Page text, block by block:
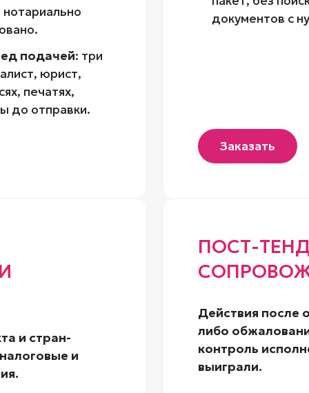
подачей: три
юрист,
печатях,
до отправки.
документов с
Заказать
и стран-
и
ПОСТ-
Действия после
либо
контроль
выиграли.